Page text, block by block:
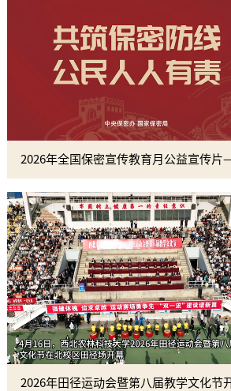
2026年田径运动会暨第八届教学文化节